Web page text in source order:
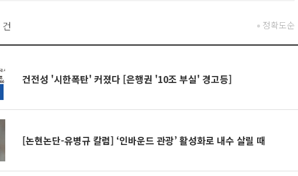
건 정확도순
건전성 '시한폭탄' 커졌다 [은행권 '10조 부실' 경고등]
[논현논단-유병규 칼럼] ‘인바운드 관광’ 활성화로 내수 살릴 때